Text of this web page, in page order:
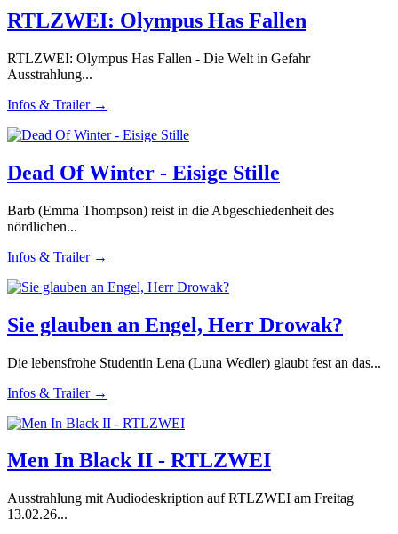
RTLZWEI: Olympus Has Fallen
RTLZWEI: Olympus Has Fallen - Die Welt in Gefahr
Ausstrahlung...
Infos & Trailer →
Dead Of Winter - Eisige Stille
Barb (Emma Thompson) reist in die Abgeschiedenheit des
nördlichen...
Infos & Trailer →
Sie glauben an Engel, Herr Drowak?
Die lebensfrohe Studentin Lena (Luna Wedler) glaubt fest an das...
Infos & Trailer →
Men In Black II - RTLZWEI
Ausstrahlung mit Audiodeskription auf RTLZWEI am Freitag
13.02.26...